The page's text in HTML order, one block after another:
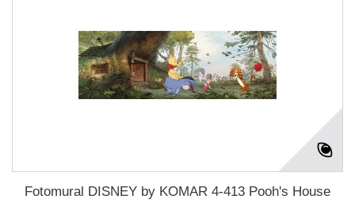
Fotomural DISNEY by KOMAR 4-413 Pooh's House